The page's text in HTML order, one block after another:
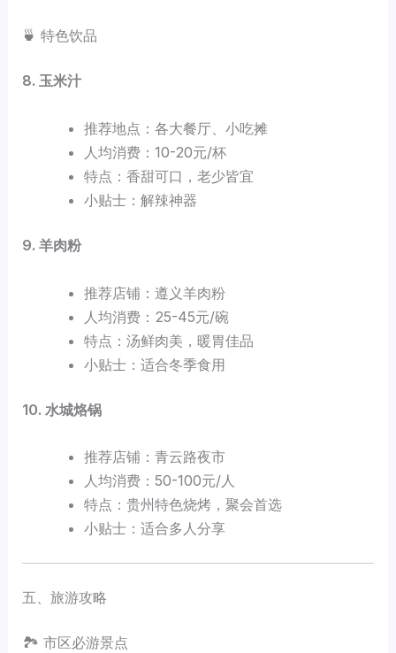
🍵 特色饮品
8. 玉米汁
推荐地点：各大餐厅、小吃摊
人均消费：10-20元/杯
特点：香甜可口，老少皆宜
小贴士：解辣神器
9. 羊肉粉
推荐店铺：遵义羊肉粉
人均消费：25-45元/碗
特点：汤鲜肉美，暖胃佳品
小贴士：适合冬季食用
10. 水城烙锅
推荐店铺：青云路夜市
人均消费：50-100元/人
特点：贵州特色烧烤，聚会首选
小贴士：适合多人分享
五、旅游攻略
🏞️ 市区必游景点